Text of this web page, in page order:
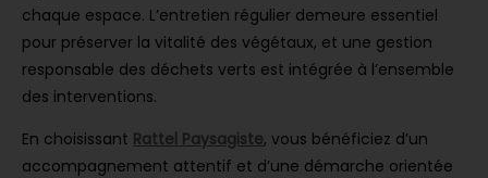
chaque espace. L’entretien régulier demeure essentiel
pour préserver la vitalité des végétaux, et une gestion
responsable des déchets verts est intégrée à l’ensemble
des interventions.
En choisissant Rattel Paysagiste, vous bénéficiez d’un
accompagnement attentif et d’une démarche orientée